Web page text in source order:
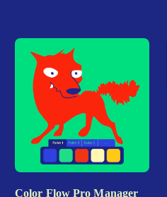
Color Flow Pro Manager